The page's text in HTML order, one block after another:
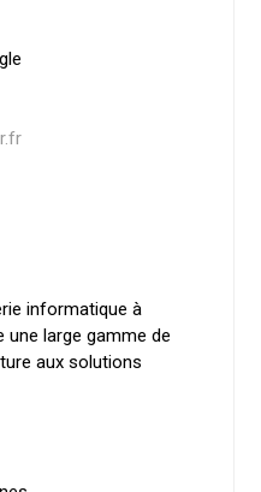
informatique à
une large gamme de
aux solutions